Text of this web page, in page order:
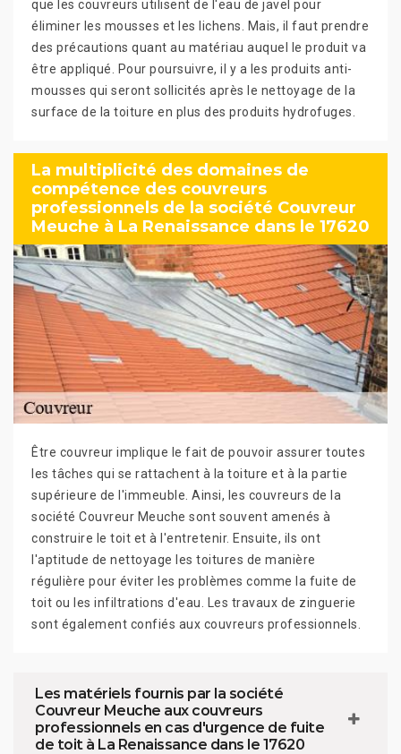
que les couvreurs utilisent de l'eau de javel pour
éliminer les mousses et les lichens. Mais, il faut prendre
des précautions quant au matériau auquel le produit va
être appliqué. Pour poursuivre, il y a les produits anti-
mousses qui seront sollicités après le nettoyage de la
surface de la toiture en plus des produits hydrofuges.
La multiplicité des domaines de
compétence des couvreurs
professionnels de la société Couvreur
Meuche à La Renaissance dans le 17620
Être couvreur implique le fait de pouvoir assurer toutes
les tâches qui se rattachent à la toiture et à la partie
supérieure de l'immeuble. Ainsi, les couvreurs de la
société Couvreur Meuche sont souvent amenés à
construire le toit et à l'entretenir. Ensuite, ils ont
l'aptitude de nettoyage les toitures de manière
régulière pour éviter les problèmes comme la fuite de
toit ou les infiltrations d'eau. Les travaux de zinguerie
sont également confiés aux couvreurs professionnels.
Les matériels fournis par la société
Couvreur Meuche aux couvreurs
professionnels en cas d'urgence de fuite
de toit à La Renaissance dans le 17620